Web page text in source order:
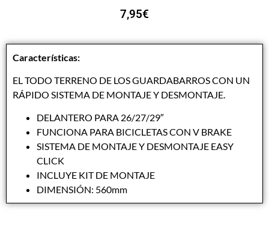
7,95€
Características:
EL TODO TERRENO DE LOS GUARDABARROS CON UN
RÁPIDO SISTEMA DE MONTAJE Y DESMONTAJE.
DELANTERO PARA 26/27/29″
FUNCIONA PARA BICICLETAS CON V BRAKE
SISTEMA DE MONTAJE Y DESMONTAJE EASY
CLICK
INCLUYE KIT DE MONTAJE
DIMENSIÓN: 560mm